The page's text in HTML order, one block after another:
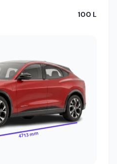
100 L
4713 mm